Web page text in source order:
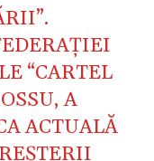
“CARTEL
A
ACTUALĂ